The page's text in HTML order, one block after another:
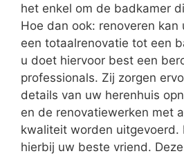
het enkel om de badkamer
Hoe dan ook: renoveren kan
een totaalrenovatie tot een
u doet hiervoor best een
professionals. Zij zorgen
details van uw herenhuis
en de renovatiewerken met
kwaliteit worden uitgevoerd.
hierbij uw beste vriend.